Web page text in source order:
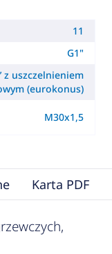
11
G1"
z uszczelnieniem
(eurokonus)
M30x1,5
Karta PDF